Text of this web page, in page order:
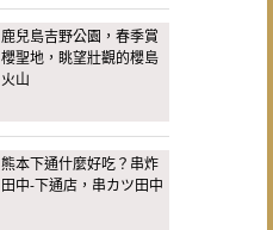
鹿兒島吉野公園，春季賞
櫻聖地，眺望壯觀的櫻島
火山
熊本下通什麼好吃？串炸
田中-下通店，串カツ田中